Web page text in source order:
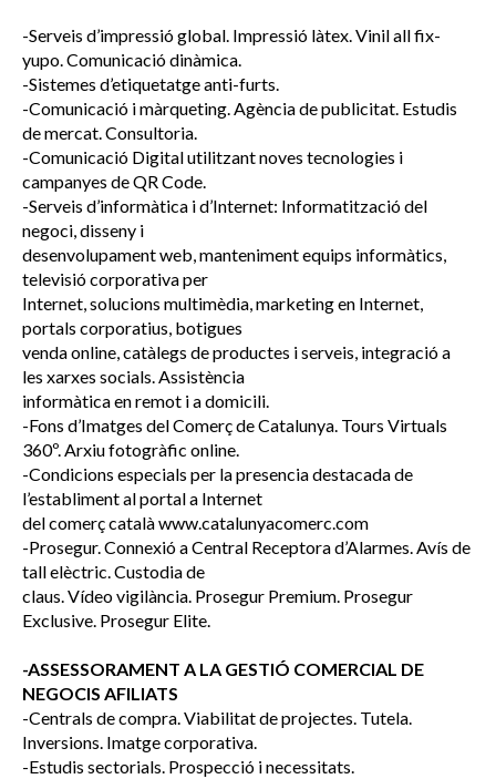
-Serveis d’impressió global. Impressió làtex. Vinil all fix-
yupo. Comunicació dinàmica.
-Sistemes d’etiquetatge anti-furts.
-Comunicació i màrqueting. Agència de publicitat. Estudis
de mercat. Consultoria.
-Comunicació Digital utilitzant noves tecnologies i
campanyes de QR Code.
-Serveis d’informàtica i d’Internet: Informatització del
negoci, disseny i
desenvolupament web, manteniment equips informàtics,
televisió corporativa per
Internet, solucions multimèdia, marketing en Internet,
portals corporatius, botigues
venda online, catàlegs de productes i serveis, integració a
les xarxes socials. Assistència
informàtica en remot i a domicili.
-Fons d’Imatges del Comerç de Catalunya. Tours Virtuals
360º. Arxiu fotogràfic online.
-Condicions especials per la presencia destacada de
l’establiment al portal a Internet
del comerç català www.catalunyacomerc.com
-Prosegur. Connexió a Central Receptora d’Alarmes. Avís de
tall elèctric. Custodia de
claus. Vídeo vigilància. Prosegur Premium. Prosegur
Exclusive. Prosegur Elite.
-ASSESSORAMENT A LA GESTIÓ COMERCIAL DE
NEGOCIS AFILIATS
-Centrals de compra. Viabilitat de projectes. Tutela.
Inversions. Imatge corporativa.
-Estudis sectorials. Prospecció i necessitats.